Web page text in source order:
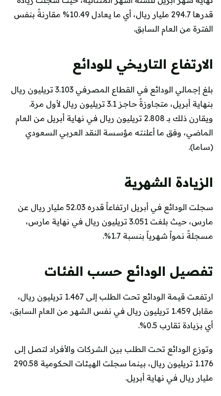
قدرها 294.7 مليار ريال، أي ما يعادل 10.49% مقارنةً بنفس
الفترة من العام السابق.
الارتفاع التاريخي للودائع
بلغ إجمالي الودائع في القطاع المصرفي 3.103 تريليون ريال
بنهاية أبريل، متجاوزةً حاجز 3.1 تريليون ريال لأول مرة.
ويقارن ذلك بـ 2.808 تريليون ريال في نهاية أبريل من العام
الماضي، وفق ما أعلنته مؤسسة النقد العربي السعودي
(ساما).
الزيادة الشهرية
سجلت الودائع في أبريل ارتفاعاً قدره 52.03 مليار ريال عن
مارس، حيث بلغت 3.051 تريليون ريال في نهاية مارس،
مسجلةً نمواً شهرياً بنسبة 1.7%.
تفصيل الودائع حسب الفئات
ارتفعت قيمة الودائع تحت الطلب إلى 1.467 تريليون ريال،
مقابل 1.459 تريليون ريال في نفس الشهر من العام السابق،
أي بزيادة تقارب 0.5%.
وتوزع الودائع تحت الطلب بين الشركات والأفراد لتصل إلى
1.176 تريليون ريال، بينما سجلت الهيئات الحكومية 290.58
مليار ريال في نهاية أبريل.